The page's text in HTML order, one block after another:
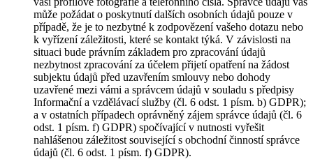
může požádat o poskytnutí dalších osobních údajů pouze v
případě, že je to nezbytné k zodpovězení vašeho dotazu nebo
k vyřízení záležitosti, které se kontakt týká. V závislosti na
situaci bude právním základem pro zpracování údajů
nezbytnost zpracování za účelem přijetí opatření na žádost
subjektu údajů před uzavřením smlouvy nebo dohody
uzavřené mezi vámi a správcem údajů v souladu s předpisy
Informační a vzdělávací služby (čl. 6 odst. 1 písm. b) GDPR);
a v ostatních případech oprávněný zájem správce údajů (čl. 6
odst. 1 písm. f) GDPR) spočívající v nutnosti vyřešit
nahlášenou záležitost související s obchodní činností správce
údajů (čl. 6 odst. 1 písm. f) GDPR).